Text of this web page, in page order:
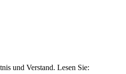
und Verstand. Lesen Sie: